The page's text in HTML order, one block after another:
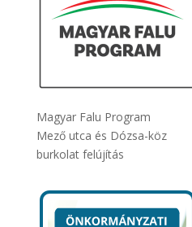
Magyar Falu Program
Mező utca és Dózsa-köz
burkolat felújítás